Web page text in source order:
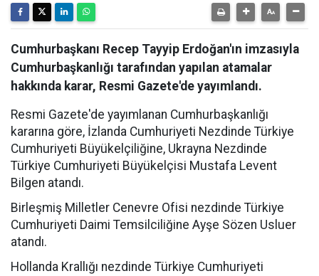
Cumhurbaşkanı Recep Tayyip Erdoğan'ın imzasıyla
Cumhurbaşkanlığı tarafından yapılan atamalar
hakkında karar, Resmi Gazete'de yayımlandı.
Resmi Gazete'de yayımlanan Cumhurbaşkanlığı
kararına göre, İzlanda Cumhuriyeti Nezdinde Türkiye
Cumhuriyeti Büyükelçiliğine, Ukrayna Nezdinde
Türkiye Cumhuriyeti Büyükelçisi Mustafa Levent
Bilgen atandı.
Birleşmiş Milletler Cenevre Ofisi nezdinde Türkiye
Cumhuriyeti Daimi Temsilciliğine Ayşe Sözen Usluer
atandı.
Hollanda Krallığı nezdinde Türkiye Cumhuriyeti